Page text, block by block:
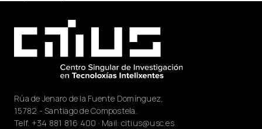
Rúa de Jenaro de la Fuente Domínguez,
15782 - Santiago de Compostela.
Telf. +34 881 816 400 · Mail: citius@usc.es